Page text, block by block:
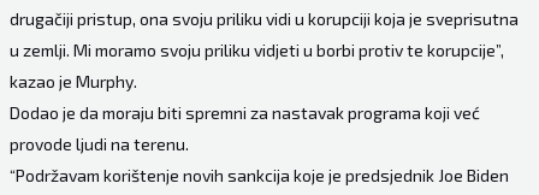
drugačiji pristup, ona svoju priliku vidi u korupciji koja je sveprisutna
u zemlji. Mi moramo svoju priliku vidjeti u borbi protiv te korupcije”,
kazao je Murphy.
Dodao je da moraju biti spremni za nastavak programa koji već
provode ljudi na terenu.
“Podržavam korištenje novih sankcija koje je predsjednik Joe Biden